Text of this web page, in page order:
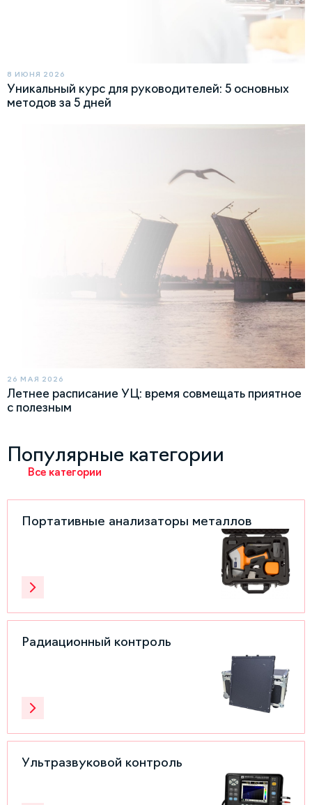
8 ИЮНЯ 2026
Уникальный курс для руководителей: 5 основных
методов за 5 дней
26 МАЯ 2026
Летнее расписание УЦ: время совмещать приятное
с полезным
Популярные категории
Все категории
Портативные анализаторы металлов
Радиационный контроль
Ультразвуковой контроль